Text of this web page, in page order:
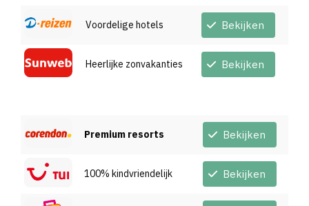
Voordelige hotels Bekijken
Heerlijke zonvakanties Bekijken
Premium resorts Bekijken
100% kindvriendelijk Bekijken